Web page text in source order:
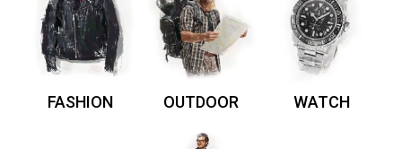
FASHION OUTDOOR WATCH